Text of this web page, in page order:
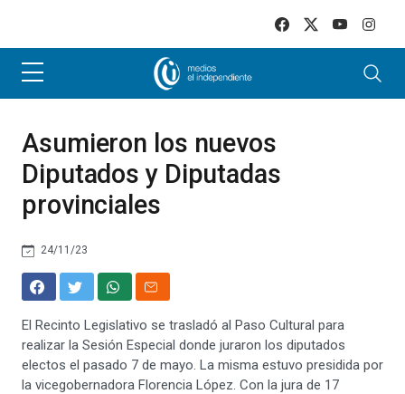
Asumieron los nuevos
Diputados y Diputadas
provinciales
24/11/23
El Recinto Legislativo se trasladó al Paso Cultural para
realizar la Sesión Especial donde juraron los diputados
electos el pasado 7 de mayo. La misma estuvo presidida por
la vicegobernadora Florencia López. Con la jura de 17